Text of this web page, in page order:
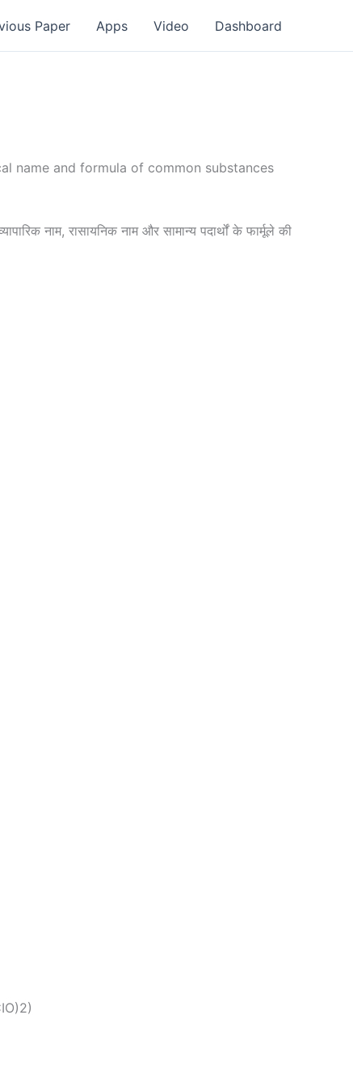
Paper Apps Video Dashboard
name and formula of common substances
नाम, रासायनिक नाम और सामान्य पदार्थों के फार्मूले की